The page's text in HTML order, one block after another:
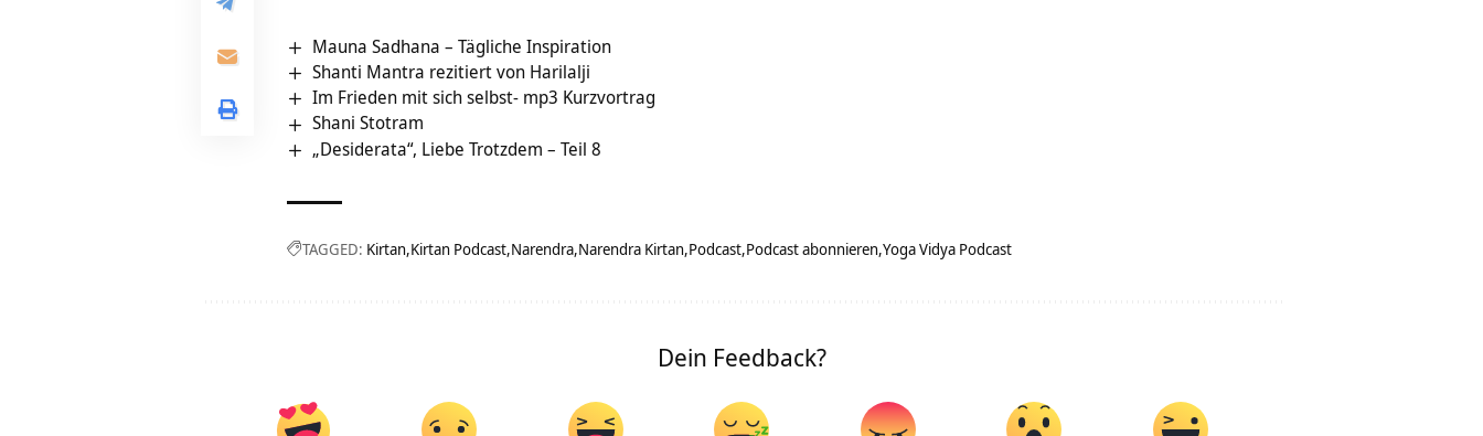
Mauna Sadhana – Tägliche Inspiration
Shanti Mantra rezitiert von Harilalji
Im Frieden mit sich selbst- mp3 Kurzvortrag
Shani Stotram
„Desiderata“, Liebe Trotzdem – Teil 8
TAGGED: Kirtan Kirtan Podcast Narendra Narendra Kirtan Podcast Podcast abonnieren Yoga Vidya Podcast
Dein Feedback?